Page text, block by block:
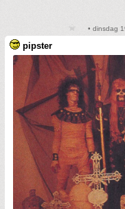
• dinsdag
pipster